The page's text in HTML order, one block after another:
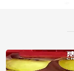
附近王**老板7小时前